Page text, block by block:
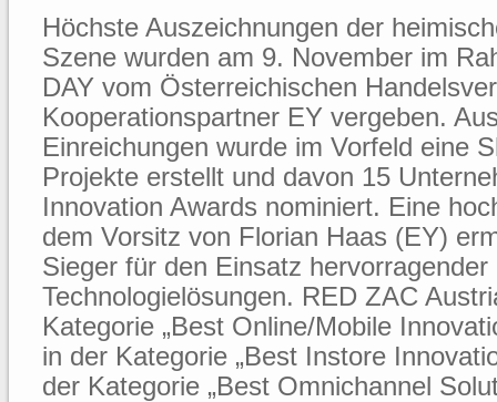
Höchste Auszeichnungen der
Szene wurden am 9. November im
DAY vom Österreichischen
Kooperationspartner EY vergeben.
Einreichungen wurde im Vorfeld eine
Projekte erstellt und davon 15
Innovation Awards nominiert. Eine
dem Vorsitz von Florian Haas (EY)
Sieger für den Einsatz
Technologielösungen. RED ZAC
Kategorie „Best Online/Mobile
in der Kategorie „Best Instore
der Kategorie „Best Omnichannel